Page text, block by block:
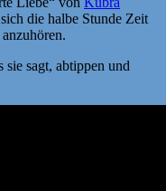
die halbe Stunde Zeit
sie sagt, abtippen und